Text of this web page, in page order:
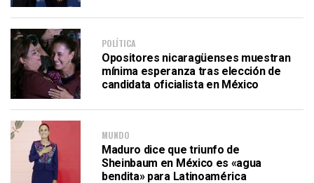
POLÍTICA
Opositores nicaragüenses muestran
mínima esperanza tras elección de
candidata oficialista en México
MUNDO
Maduro dice que triunfo de
Sheinbaum en México es «agua
bendita» para Latinoamérica